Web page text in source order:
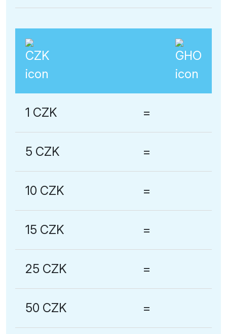
1 CZK =
5 CZK =
10 CZK =
15 CZK =
25 CZK =
50 CZK =